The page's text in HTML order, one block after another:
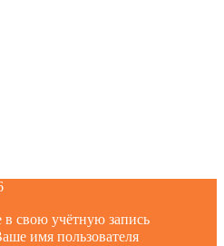
свою учётную запись
имя пользователя